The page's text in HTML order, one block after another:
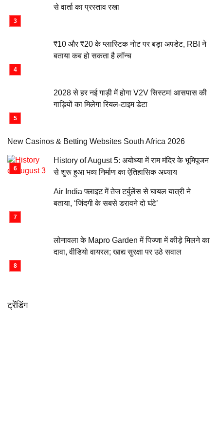
से वार्ता का प्रस्ताव रखा
₹10 और ₹20 के प्लास्टिक नोट पर बड़ा अपडेट, RBI ने
बताया कब हो सकता है लॉन्च
2028 से हर नई गाड़ी में होगा V2V सिस्टम! आसपास की
गाड़ियों का मिलेगा रियल-टाइम डेटा
New Casinos & Betting Websites South Africa 2026
History of August 5: अयोध्या में राम मंदिर के भूमिपूजन
से शुरू हुआ भव्य निर्माण का ऐतिहासिक अध्याय
Air India फ्लाइट में तेज टर्बुलेंस से घायल यात्री ने
बताया, ‘जिंदगी के सबसे डरावने दो घंटे’
लोनावला के Mapro Garden में पिज्जा में कीड़े मिलने का
दावा, वीडियो वायरल; खाद्य सुरक्षा पर उठे सवाल
ट्रेंडिंग